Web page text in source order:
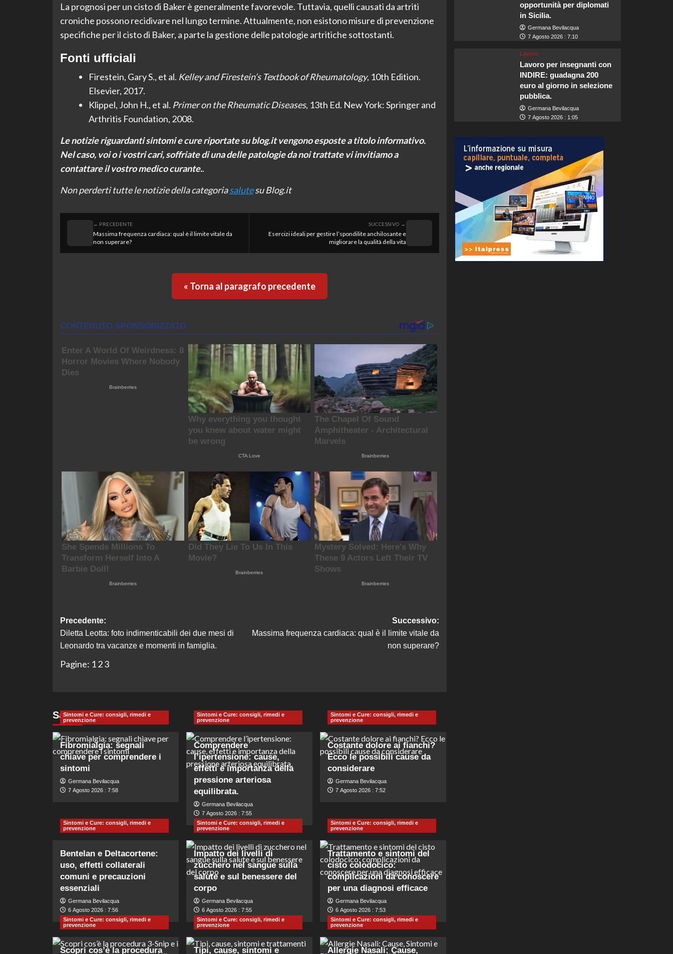
La prognosi per un cisto di Baker è generalmente favorevole. Tuttavia, quelli causati da artriti
croniche possono recidivare nel lungo termine. Attualmente, non esistono misure di prevenzione
specifiche per il cisto di Baker, a parte la gestione delle patologie artritiche sottostanti.
Fonti ufficiali
Firestein, Gary S., et al. Kelley and Firestein’s Textbook of Rheumatology, 10th Edition.
Elsevier, 2017.
Klippel, John H., et al. Primer on the Rheumatic Diseases, 13th Ed. New York: Springer and
Arthritis Foundation, 2008.
Le notizie riguardanti sintomi e cure riportate su blog.it vengono esposte a titolo informativo.
Nel caso, voi o i vostri cari, soffriate di una delle patologie da noi trattate vi invitiamo a
contattare il vostro medico curante..
Non perderti tutte le notizie della categoriasalutesu Blog.it
← PRECEDENTE
Massima frequenza cardiaca: qual è il limite vitale da
non superare?
SUCCESSIVO →
Esercizi ideali per gestire l’spondilite anchilosante e
migliorare la qualità della vita
« Torna al paragrafo precedente
Navigazione
articolo
Precedente:
Diletta Leotta: foto indimenticabili dei due mesi di
Leonardo tra vacanze e momenti in famiglia.
Successivo:
Massima frequenza cardiaca: qual è il limite vitale da
non superare?
Pagine: 1 2 3
Sapevi che…
Sintomi e Cure: consigli, rimedi e
prevenzione
Fibromialgia: segnali
chiave per comprendere i
sintomi
Germana Bevilacqua
7 Agosto 2026 : 7:58
Sintomi e Cure: consigli, rimedi e
prevenzione
Comprendere
l’ipertensione: cause,
effetti e importanza della
pressione arteriosa
equilibrata.
Germana Bevilacqua
7 Agosto 2026 : 7:55
Sintomi e Cure: consigli, rimedi e
prevenzione
Costante dolore ai fianchi?
Ecco le possibili cause da
considerare
Germana Bevilacqua
7 Agosto 2026 : 7:52
Sintomi e Cure: consigli, rimedi e
prevenzione
Bentelan e Deltacortene:
uso, effetti collaterali
comuni e precauzioni
essenziali
Germana Bevilacqua
6 Agosto 2026 : 7:56
Sintomi e Cure: consigli, rimedi e
prevenzione
Impatto dei livelli di
zucchero nel sangue sulla
salute e sul benessere del
corpo
Germana Bevilacqua
6 Agosto 2026 : 7:55
Sintomi e Cure: consigli, rimedi e
prevenzione
Trattamento e sintomi del
cisto colodocico:
complicazioni da conoscere
per una diagnosi efficace
Germana Bevilacqua
6 Agosto 2026 : 7:53
Sintomi e Cure: consigli, rimedi e
prevenzione
Scopri cos’è la procedura
Sintomi e Cure: consigli, rimedi e
prevenzione
Tipi, cause, sintomi e
Sintomi e Cure: consigli, rimedi e
prevenzione
Allergie Nasali: Cause,
opportunità per diplomati
in Sicilia.
Germana Bevilacqua
7 Agosto 2026 : 7:10
Lavoro
Lavoro per insegnanti con
INDIRE: guadagna 200
euro al giorno in selezione
pubblica.
Germana Bevilacqua
7 Agosto 2026 : 1:05